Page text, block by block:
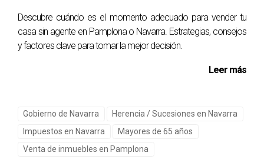
Tener un mediador o agente inmobiliario puede
ayudar a mantener el enfoque.
Desacuerdos sobre quién tiene derecho a qué parte
del patrimonio.
¿Por qué es importante contar con un agente
Descubre cuándo es el momento adecuado para vender tu
casa sin agente en Pamplona o Navarra. Estrategias, consejos
y factores clave para tomar la mejor decisión.
Leer más
Gobierno de Navarra
Herencia / Sucesiones en Navarra
Impuestos en Navarra
Mayores de 65 años
Venta de inmuebles en Pamplona